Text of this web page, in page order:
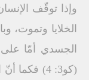
وإذا توقّف
الخلايا وتموت،
الجسدي أمّا
(كو3: 4)